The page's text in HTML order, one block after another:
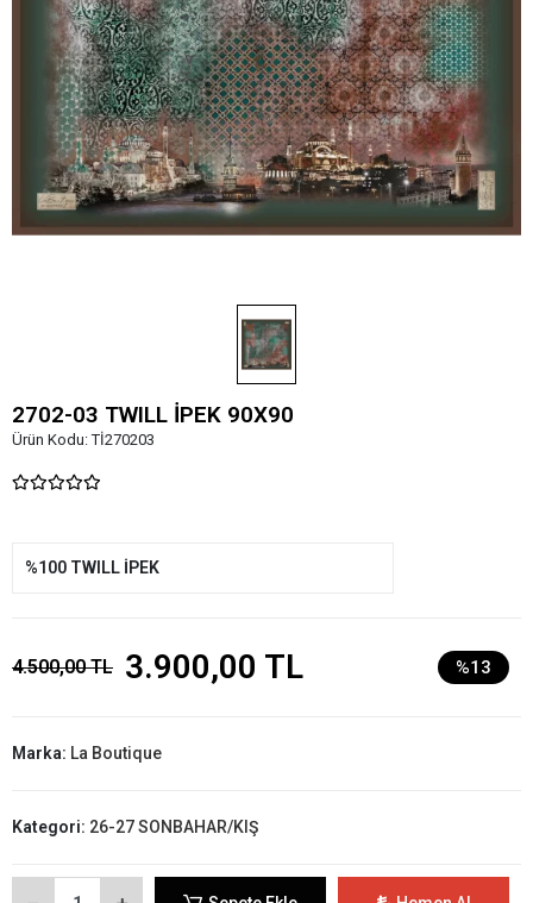
2702-03 TWILL İPEK 90X90
Ürün Kodu:Tİ270203
%100 TWILL İPEK
4.500,00 TL 3.900,00 TL %13
Marka: La Boutique
Kategori: 26-27 SONBAHAR/KIŞ